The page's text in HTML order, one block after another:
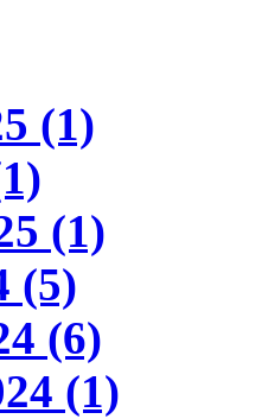
(1)
(1)
(5)
(6)
(1)